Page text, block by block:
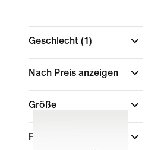
Geschlecht (1)
Nach Preis anzeigen
Größe
Farbe